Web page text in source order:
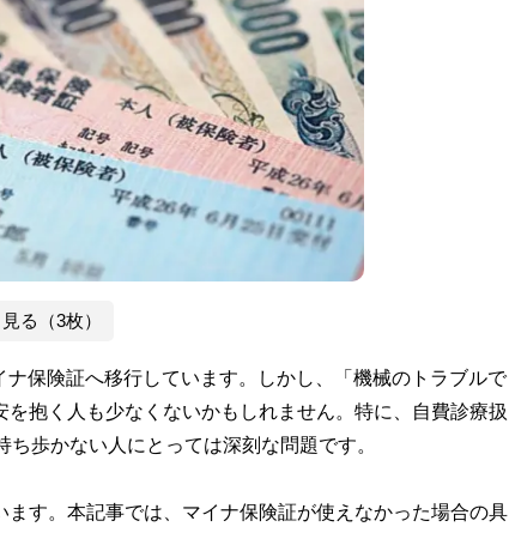
る（3枚）
保険証へ移行しています。しかし、「機械のトラブルで
抱く人も少なくないかもしれません。特に、自費診療扱
歩かない人にとっては深刻な問題です。
す。本記事では、マイナ保険証が使えなかった場合の具